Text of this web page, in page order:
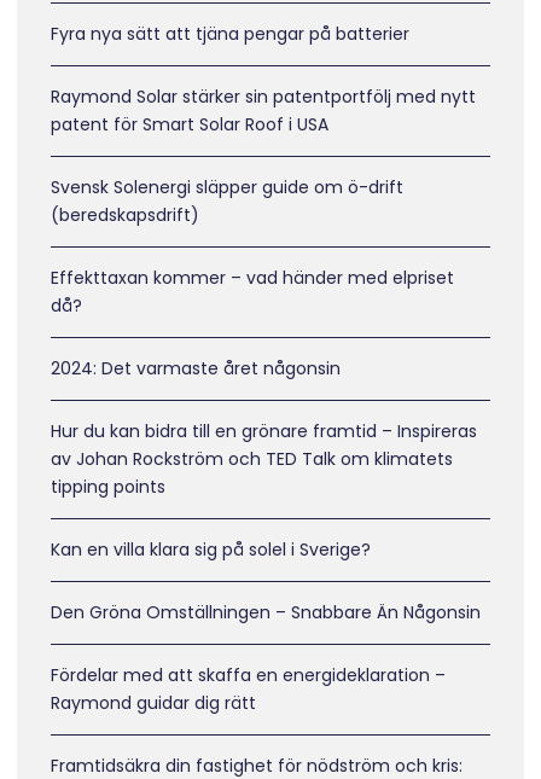
Fyra nya sätt att tjäna pengar på batterier
Raymond Solar stärker sin patentportfölj med nytt
patent för Smart Solar Roof i USA
Svensk Solenergi släpper guide om ö-drift
(beredskapsdrift)
Effekttaxan kommer – vad händer med elpriset
då?
2024: Det varmaste året någonsin
Hur du kan bidra till en grönare framtid – Inspireras
av Johan Rockström och TED Talk om klimatets
tipping points
Kan en villa klara sig på solel i Sverige?
Den Gröna Omställningen – Snabbare Än Någonsin
Fördelar med att skaffa en energideklaration –
Raymond guidar dig rätt
Framtidsäkra din fastighet för nödström och kris: